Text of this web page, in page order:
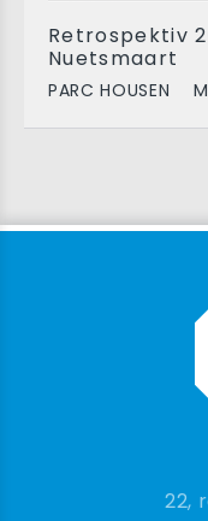
Retrospektiv
Nuetsmaart
PARC HOUSEN
22,